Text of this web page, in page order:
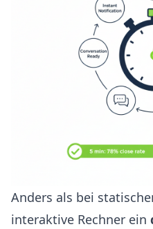
Anders als bei
interaktive Rechner ein